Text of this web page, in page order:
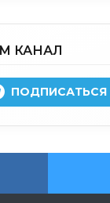
КАНАЛ
ПОДПИСАТЬСЯ